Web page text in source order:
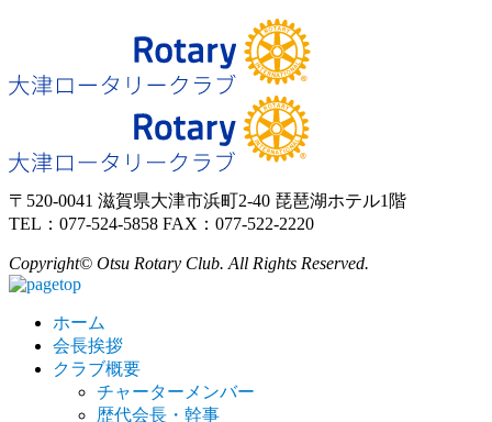
〒520-0041 滋賀県大津市浜町2-40 琵琶湖ホテル1階
TEL：077-524-5858 FAX：077-522-2220
Copyright© Otsu Rotary Club. All Rights Reserved.
ホーム
会長挨拶
クラブ概要
チャーターメンバー
歴代会長・幹事